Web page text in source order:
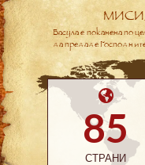
Васула е поканена по
да предаде
85
СТРАНИ